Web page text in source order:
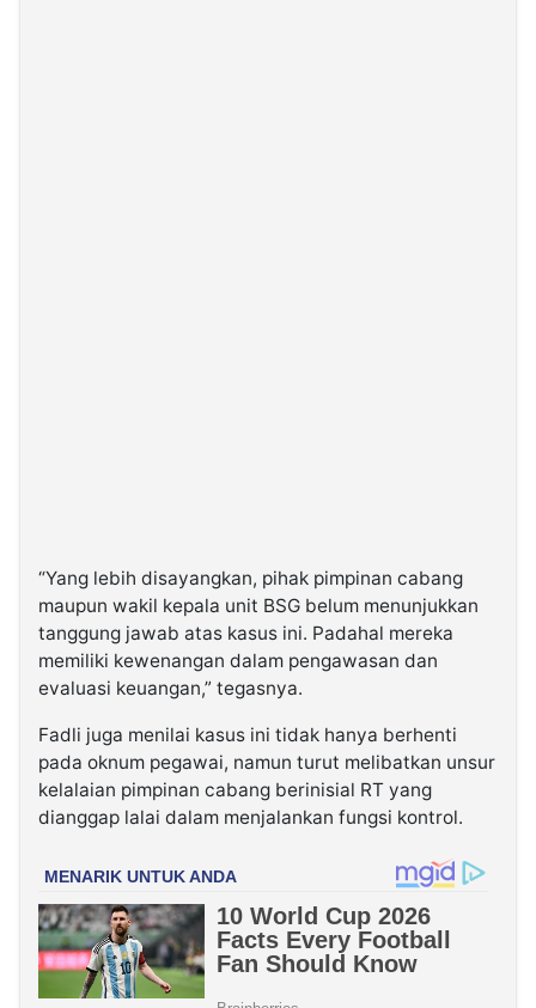
“Yang lebih disayangkan, pihak pimpinan cabang
maupun wakil kepala unit BSG belum menunjukkan
tanggung jawab atas kasus ini. Padahal mereka
memiliki kewenangan dalam pengawasan dan
evaluasi keuangan,” tegasnya.
Fadli juga menilai kasus ini tidak hanya berhenti
pada oknum pegawai, namun turut melibatkan unsur
kelalaian pimpinan cabang berinisial RT yang
dianggap lalai dalam menjalankan fungsi kontrol.